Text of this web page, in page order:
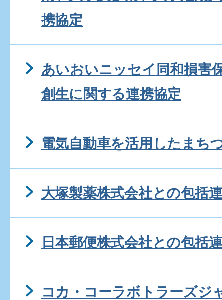
携協定
あいおいニッセイ同和損害
創生に関する連携協定
電気自動車を活用したまち
大塚製薬株式会社との包括
日本郵便株式会社との包括
コカ・コーラボトラーズジ